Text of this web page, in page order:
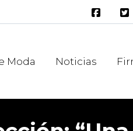
Moda Noticias